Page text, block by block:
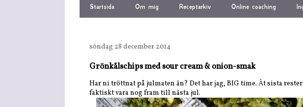
Startsida Om mig Receptarkiv Online coaching
söndag 28 december 2014
Grönkålschips med sour cream & onion-smak
Har ni tröttnat på julmaten än? Det har jag, BIG time. Åt sista
faktiskt vara nog fram till nästa jul.